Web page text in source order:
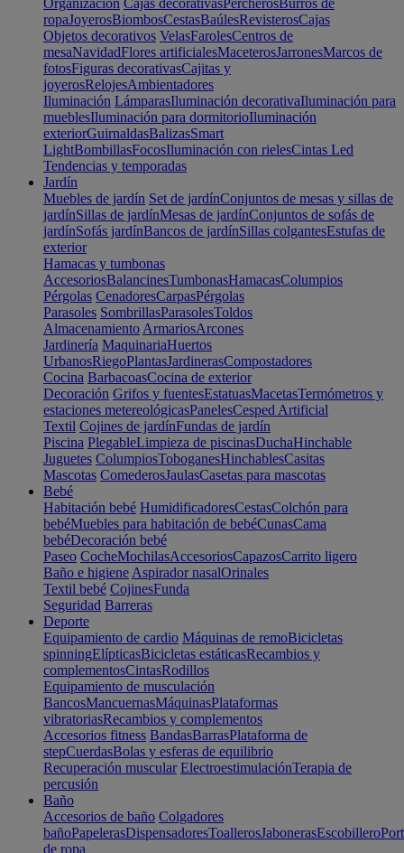
Organización Cajas decorativasPercherosBurros de
ropaJoyerosBiombosCestasBaúlesRevisterosCajas
Objetos decorativos VelasFarolesCentros de
mesaNavidadFlores artificialesMaceterosJarronesMarcos de
fotosFiguras decorativasCajitas y
joyerosRelojesAmbientadores
Iluminación LámparasIluminación decorativaIluminación para
mueblesIluminación para dormitorioIluminación
exteriorGuirnaldasBalizasSmart
LightBombillasFocosIluminación con rielesCintas Led
Tendencias y temporadas
Jardín
Muebles de jardín Set de jardínConjuntos de mesas y sillas de
jardínSillas de jardínMesas de jardínConjuntos de sofás de
jardínSofás jardínBancos de jardínSillas colgantesEstufas de
exterior
Hamacas y tumbonas
AccesoriosBalancinesTumbonasHamacasColumpios
Pérgolas CenadoresCarpasPérgolas
Parasoles SombrillasParasolesToldos
Almacenamiento ArmariosArcones
Jardinería MaquinariaHuertos
UrbanosRiegoPlantasJardinerasCompostadores
Cocina BarbacoasCocina de exterior
Decoración Grifos y fuentesEstatuasMacetasTermómetros y
estaciones metereológicasPanelesCesped Artificial
Textil Cojines de jardínFundas de jardín
Piscina PlegableLimpieza de piscinasDuchaHinchable
Juguetes ColumpiosToboganesHinchablesCasitas
Mascotas ComederosJaulasCasetas para mascotas
Bebé
Habitación bebé HumidificadoresCestasColchón para
bebéMuebles para habitación de bebéCunasCama
bebéDecoración bebé
Paseo CocheMochilasAccesoriosCapazosCarrito ligero
Baño e higiene Aspirador nasalOrinales
Textil bebé CojinesFunda
Seguridad Barreras
Deporte
Equipamiento de cardio Máquinas de remoBicicletas
spinningElípticasBicicletas estáticasRecambios y
complementosCintasRodillos
Equipamiento de musculación
BancosMancuernasMáquinasPlataformas
vibratoriasRecambios y complementos
Accesorios fitness BandasBarrasPlataforma de
stepCuerdasBolas y esferas de equilibrio
Recuperación muscular ElectroestimulaciónTerapia de
percusión
Baño
Accesorios de baño Colgadores
bañoPapelerasDispensadoresToallerosJabonerasEscobillero
de ropa